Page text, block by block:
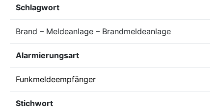
Schlagwort
Brand – Meldeanlage – Brandmeldeanlage
Alarmierungsart
Funkmeldeempfänger
Stichwort